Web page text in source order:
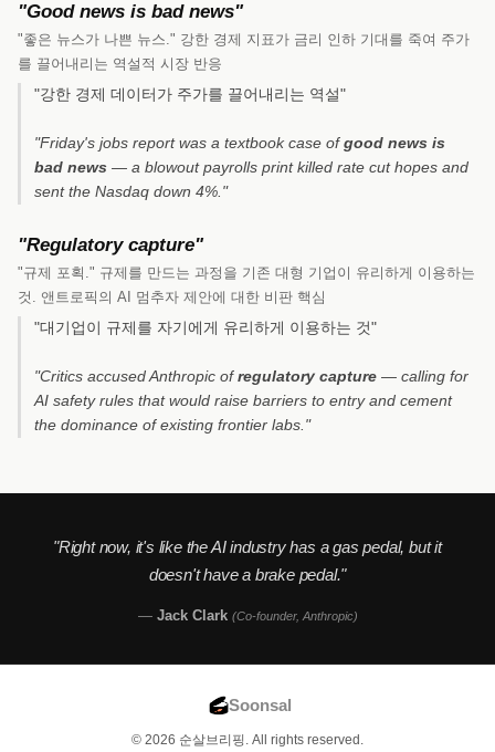
"Good news is bad news"
"좋은 뉴스가 나쁜 뉴스." 강한 경제 지표가 금리 인하 기대를 죽여 주가
를 끌어내리는 역설적 시장 반응
"강한 경제 데이터가 주가를 끌어내리는 역설"
"Friday's jobs report was a textbook case of good news is
bad news — a blowout payrolls print killed rate cut hopes and
sent the Nasdaq down 4%."
"Regulatory capture"
"규제 포획." 규제를 만드는 과정을 기존 대형 기업이 유리하게 이용하는
것. 앤트로픽의 AI 멈추자 제안에 대한 비판 핵심
"대기업이 규제를 자기에게 유리하게 이용하는 것"
"Critics accused Anthropic of regulatory capture — calling for
AI safety rules that would raise barriers to entry and cement
the dominance of existing frontier labs."
"Right now, it's like the AI industry has a gas pedal, but it
doesn't have a brake pedal."
— Jack Clark (Co-founder, Anthropic)
Soonsal
© 2026 순살브리핑. All rights reserved.